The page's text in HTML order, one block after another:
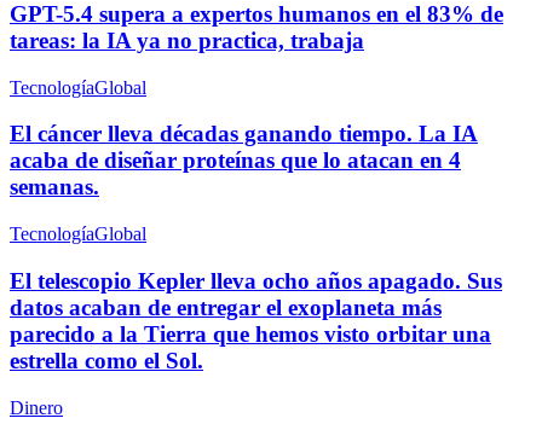
GPT-5.4 supera a expertos humanos en el 83% de
tareas: la IA ya no practica, trabaja
TecnologíaGlobal
El cáncer lleva décadas ganando tiempo. La IA
acaba de diseñar proteínas que lo atacan en 4
semanas.
TecnologíaGlobal
El telescopio Kepler lleva ocho años apagado. Sus
datos acaban de entregar el exoplaneta más
parecido a la Tierra que hemos visto orbitar una
estrella como el Sol.
Dinero